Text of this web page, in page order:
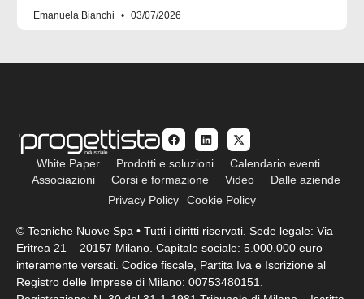
Emanuela Bianchi 03/07/2026
White Paper Prodotti e soluzioni
Calendario eventi
Associazioni
Corsi e formazione Video
Dalle aziende
Privacy Policy
Cookie Policy
© Tecniche Nuove Spa • Tutti i diritti riservati. Sede legale: Via
Eritrea 21 – 20157 Milano. Capitale sociale: 5.000.000 euro
interamente versati. Codice fiscale, Partita Iva e Iscrizione al
Registro delle Imprese di Milano: 00753480151.